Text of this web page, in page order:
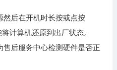
后在开机时长按或点按
计算机还原到出厂状态。
后服务中心检测硬件是否正